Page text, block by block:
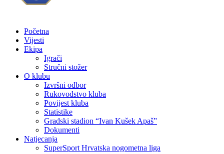
Početna
Vijesti
Ekipa
Igrači
Stručni stožer
O klubu
Izvršni odbor
Rukovodstvo kluba
Povijest kluba
Statistike
Gradski stadion “Ivan Kušek Apaš”
Dokumenti
Natjecanja
SuperSport Hrvatska nogometna liga